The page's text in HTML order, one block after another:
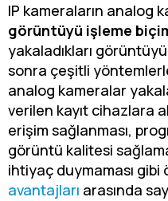
IP kameraların analog
görüntüyü işleme
yakaladıkları
sonra çeşitli
analog kameralar
verilen kayıt cihazlara
erişim sağlanması,
görüntü kalitesi
ihtiyaç duymaması gibi
avantajları arasında